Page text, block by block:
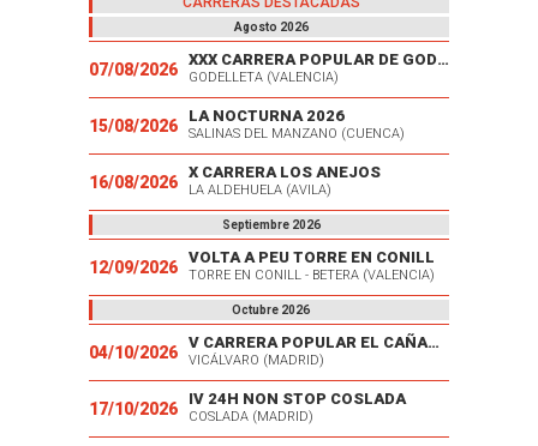
Agosto 2026
07/08/2026
XXX CARRERA POPULAR DE GODELLETA
GODELLETA (VALENCIA)
15/08/2026
LA NOCTURNA 2026
SALINAS DEL MANZANO (CUENCA)
16/08/2026
X CARRERA LOS ANEJOS
LA ALDEHUELA (AVILA)
Septiembre 2026
12/09/2026
VOLTA A PEU TORRE EN CONILL
TORRE EN CONILL - BETERA (VALENCIA)
Octubre 2026
04/10/2026
V CARRERA POPULAR EL CAÑAVERAL
VICÁLVARO (MADRID)
17/10/2026
IV 24H NON STOP COSLADA
COSLADA (MADRID)